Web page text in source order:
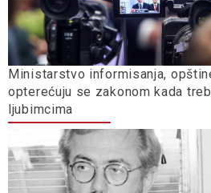
Ministarstvo informisanja,
opterećuju se zakonom kada
ljubimcima